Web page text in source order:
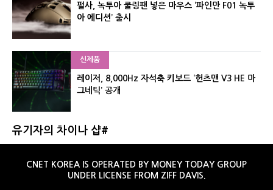
펄사, 녹투아 쿨링팬 넣은 마우스 ‘파인만 F01 녹투
아 에디션’ 출시
신제품
레이저, 8,000Hz 자석축 키보드 ‘헌츠맨 V3 HE 마
그네틱’ 공개
유기자의 차이나 샵#
CNET KOREA IS OPERATED BY MONEY TODAY GROUP
UNDER LICENSE FROM ZIFF DAVIS.